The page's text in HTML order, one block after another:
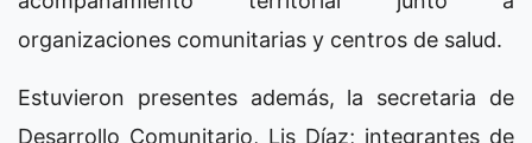
organizaciones comunitarias y centros de salud.
Estuvieron presentes además, la secretaria de
Desarrollo Comunitario, Lis Díaz; integrantes de